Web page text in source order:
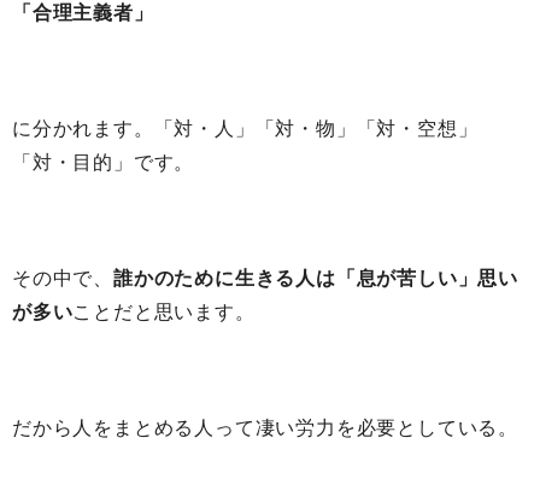
「合理主義者」
に分かれます。「対・人」「対・物」「対・空想」
「対・目的」です。
その中で、 誰かのために生きる人は「息が苦しい」思い
が多いことだと思います。
だから人をまとめる人って凄い労力を必要としている。